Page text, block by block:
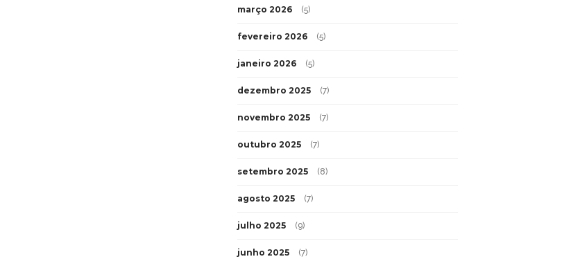
março 2026 (5)
fevereiro 2026 (5)
janeiro 2026 (5)
dezembro 2025 (7)
novembro 2025 (7)
outubro 2025 (7)
setembro 2025 (8)
agosto 2025 (7)
julho 2025 (9)
junho 2025 (7)